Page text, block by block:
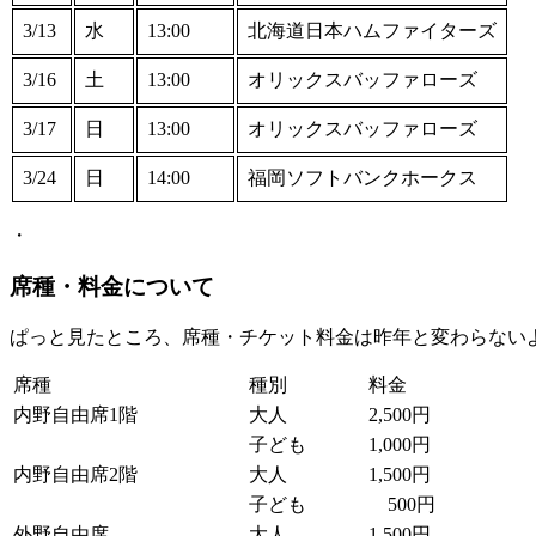
3/13 水 13:00 北海道日本ハムファイターズ
3/16 土 13:00 オリックスバッファローズ
3/17 日 13:00 オリックスバッファローズ
3/24 日 14:00 福岡ソフトバンクホークス
・
席種・料金について
ぱっと見たところ、席種・チケット料金は昨年と変わらない
席種 種別
料金
内野自由席1階
大人
2,500円
子ども
1,000円
内野自由席2階
大人
1,500円
子ども
500円